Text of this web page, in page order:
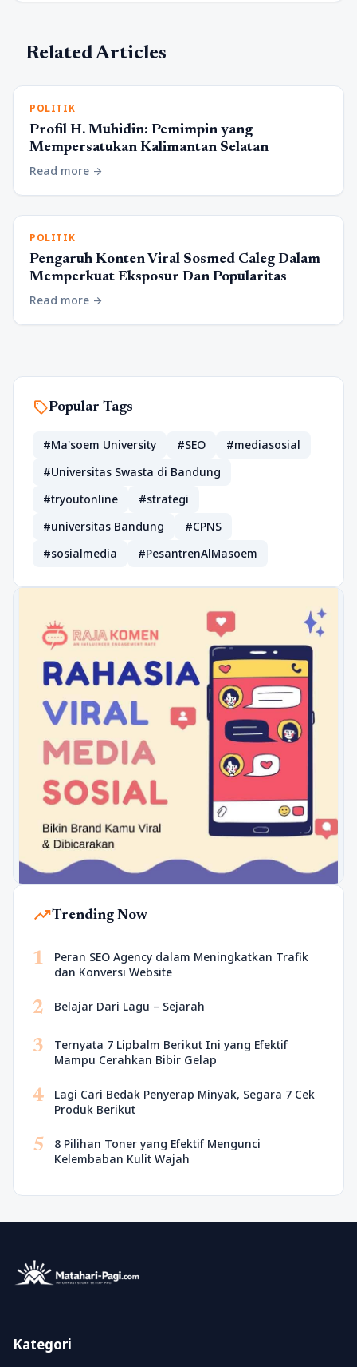
Related Articles
POLITIK
Profil H. Muhidin: Pemimpin yang
Mempersatukan Kalimantan Selatan
Read more arrow_forward
POLITIK
Pengaruh Konten Viral Sosmed Caleg Dalam
Memperkuat Eksposur Dan Popularitas
Read more arrow_forward
sellPopular Tags
#Ma'soem University #SEO
#mediasosial
#Universitas Swasta di Bandung
#tryoutonline
#strategi
#universitas Bandung
#CPNS
#sosialmedia
#PesantrenAlMasoem
trending_upTrending Now
1
Peran SEO Agency dalam Meningkatkan Trafik
dan Konversi Website
2 Belajar Dari Lagu – Sejarah
3
Ternyata 7 Lipbalm Berikut Ini yang Efektif
Mampu Cerahkan Bibir Gelap
4
Lagi Cari Bedak Penyerap Minyak, Segara 7 Cek
Produk Berikut
5
8 Pilihan Toner yang Efektif Mengunci
Kelembaban Kulit Wajah
Kategori